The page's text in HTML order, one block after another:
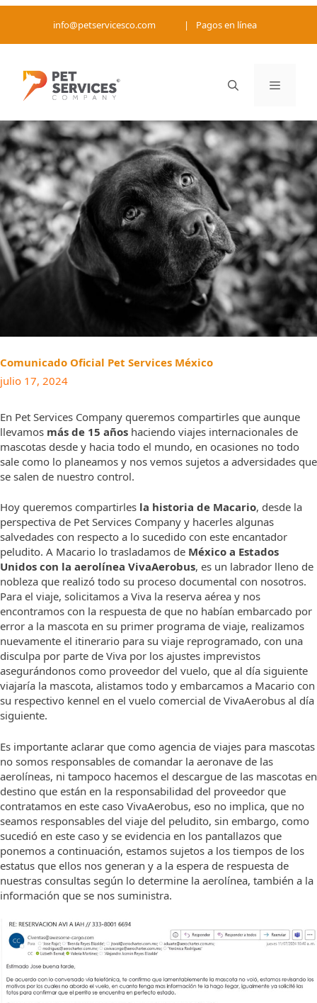
contenido
info@petservicesco.com | Pagos en línea
Menú
Comunicado Oficial Pet Services México
julio 17, 2024
En Pet Services Company queremos compartirles que aunque
llevamos más de 15 años haciendo viajes internacionales de
mascotas desde y hacia todo el mundo, en ocasiones no todo
sale como lo planeamos y nos vemos sujetos a adversidades que
se salen de nuestro control.
Hoy queremos compartirles la historia de Macario, desde la
perspectiva de Pet Services Company y hacerles algunas
salvedades con respecto a lo sucedido con este encantador
peludito. A Macario lo trasladamos de México a Estados
Unidos con la aerolínea VivaAerobus, es un labrador lleno de
nobleza que realizó todo su proceso documental con nosotros.
Para el viaje, solicitamos a Viva la reserva aérea y nos
encontramos con la respuesta de que no habían embarcado por
error a la mascota en su primer programa de viaje, realizamos
nuevamente el itinerario para su viaje reprogramado, con una
disculpa por parte de Viva por los ajustes imprevistos
asegurándonos como proveedor del vuelo, que al día siguiente
viajaría la mascota, alistamos todo y embarcamos a Macario con
su respectivo kennel en el vuelo comercial de VivaAerobus al día
siguiente.
Es importante aclarar que como agencia de viajes para mascotas
no somos responsables de comandar la aeronave de las
aerolíneas, ni tampoco hacemos el descargue de las mascotas en
destino que están en la responsabilidad del proveedor que
contratamos en este caso VivaAerobus, eso no implica, que no
seamos responsables del viaje del peludito, sin embargo, como
sucedió en este caso y se evidencia en los pantallazos que
ponemos a continuación, estamos sujetos a los tiempos de los
estatus que ellos nos generan y a la espera de respuesta de
nuestras consultas según lo determine la aerolínea, también a la
información que se nos suministra.